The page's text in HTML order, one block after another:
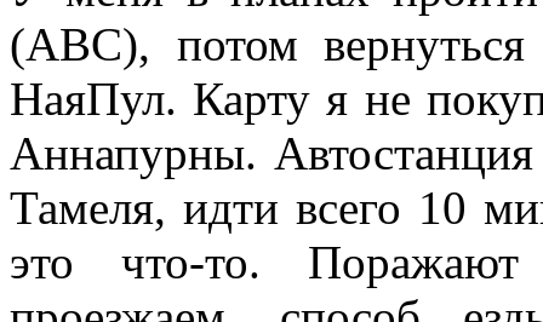
(ABC), потом
НаяПул. Карту я не
Аннапурны.
Тамеля, идти всего 10
это что-то.